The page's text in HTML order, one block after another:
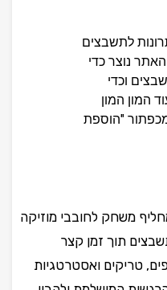
לתשבצים
נוצר כדי
וכדי
המון המון
מכפתור "הוספת
משחק לחובבי מוזיקה
תוך זמן קצר
טריקים ואסטרטגיות